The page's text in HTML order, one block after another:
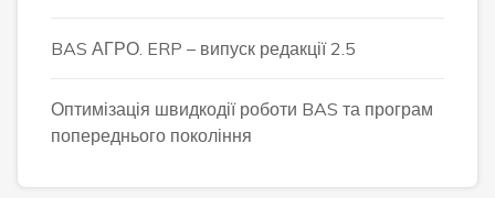
BAS АГРО. ERP – випуск редакції 2.5
Оптимізація швидкодії роботи BAS та програм
попереднього покоління